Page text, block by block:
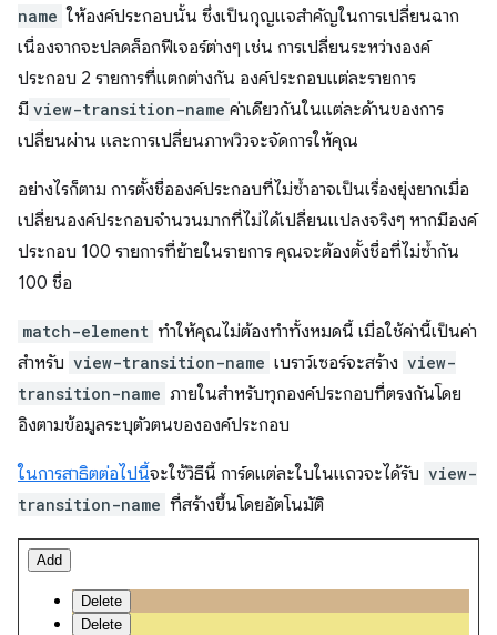
name ให้องค์ประกอบนั้น ซึ่งเป็นกุญแจสำคัญในการเปลี่ยนฉาก
เนื่องจากจะปลดล็อกฟีเจอร์ต่างๆ เช่น การเปลี่ยนระหว่างองค์
ประกอบ 2 รายการที่แตกต่างกัน องค์ประกอบแต่ละรายการ
มี view-transition-name ค่าเดียวกันในแต่ละด้านของการ
เปลี่ยนผ่าน และการเปลี่ยนภาพวิวจะจัดการให้คุณ
อย่างไรก็ตาม การตั้งชื่อองค์ประกอบที่ไม่ซ้ำอาจเป็นเรื่องยุ่งยากเมื่อ
เปลี่ยนองค์ประกอบจำนวนมากที่ไม่ได้เปลี่ยนแปลงจริงๆ หากมีองค์
ประกอบ 100 รายการที่ย้ายในรายการ คุณจะต้องตั้งชื่อที่ไม่ซ้ำกัน
100 ชื่อ
match-element ทำให้คุณไม่ต้องทำทั้งหมดนี้ เมื่อใช้ค่านี้เป็นค่า
สำหรับ view-transition-name เบราว์เซอร์จะสร้าง view-
transition-name ภายในสำหรับทุกองค์ประกอบที่ตรงกันโดย
อิงตามข้อมูลระบุตัวตนขององค์ประกอบ
ในการสาธิตต่อไปนี้จะใช้วิธีนี้ การ์ดแต่ละใบในแถวจะได้รับ view-
transition-name ที่สร้างขึ้นโดยอัตโนมัติ